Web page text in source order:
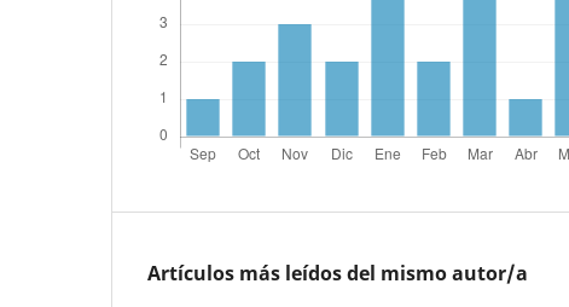
Artículos más leídos del mismo autor/a